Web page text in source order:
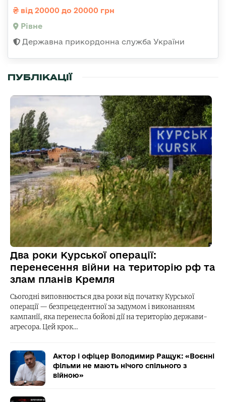
від 20000 до 20000 грн
Рівне
Державна прикордонна служба України
ПУБЛІКАЦІЇ
Два роки Курської операції:
перенесення війни на територію рф та
злам планів Кремля
Сьогодні виповнюється два роки від початку Курської
операції — безпрецедентної за задумом і виконанням
кампанії, яка перенесла бойові дії на територію держави-
агресора. Цей крок…
Актор і офіцер Володимир Ращук: «Воєнні
фільми не мають нічого спільного з
війною»